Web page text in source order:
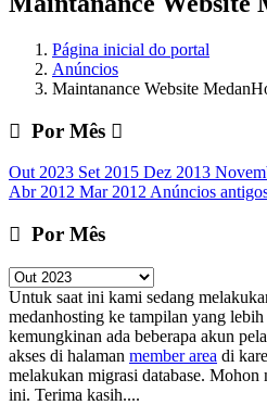
Página inicial do portal
Anúncios
Maintanance Website
Por Mês
Out 2023 Set 2015 Dez 2013
Abr 2012 Mar 2012 Anúncios
Por Mês
Untuk saat ini kami sedang
medanhosting ke tampilan yang
kemungkinan ada beberapa akun
akses di halaman member area di
melakukan migrasi database. Mohon
ini. Terima kasih....